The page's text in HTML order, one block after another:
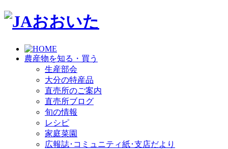
農産物を知る・買う
生産部会
大分の特産品
直売所のご案内
直売所ブログ
旬の情報
レシピ
家庭菜園
広報誌･コミュニティ紙･支店だより